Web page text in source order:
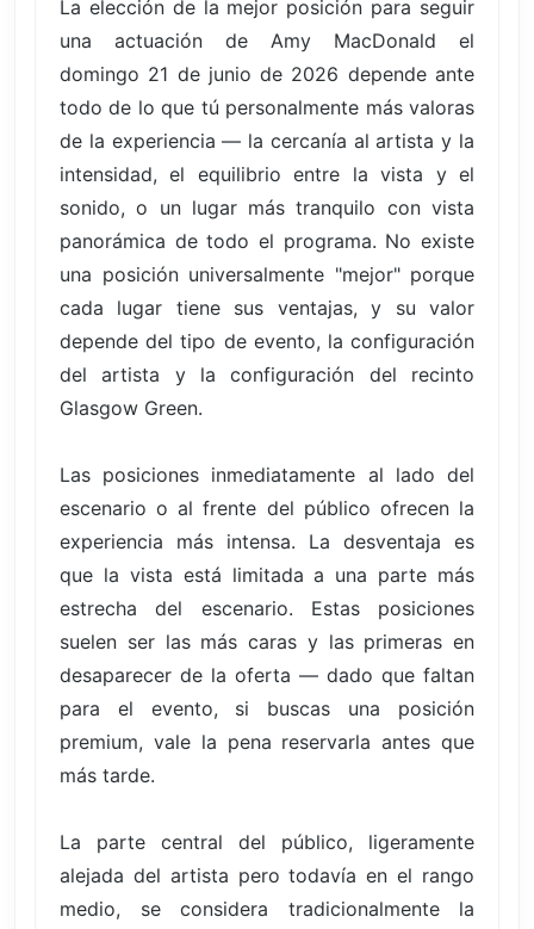
La elección de la mejor posición para seguir
una actuación de Amy MacDonald el
domingo 21 de junio de 2026 depende ante
todo de lo que tú personalmente más valoras
de la experiencia — la cercanía al artista y la
intensidad, el equilibrio entre la vista y el
sonido, o un lugar más tranquilo con vista
panorámica de todo el programa. No existe
una posición universalmente "mejor" porque
cada lugar tiene sus ventajas, y su valor
depende del tipo de evento, la configuración
del artista y la configuración del recinto
Glasgow Green.
Las posiciones inmediatamente al lado del
escenario o al frente del público ofrecen la
experiencia más intensa. La desventaja es
que la vista está limitada a una parte más
estrecha del escenario. Estas posiciones
suelen ser las más caras y las primeras en
desaparecer de la oferta — dado que faltan
para el evento, si buscas una posición
premium, vale la pena reservarla antes que
más tarde.
La parte central del público, ligeramente
alejada del artista pero todavía en el rango
medio, se considera tradicionalmente la